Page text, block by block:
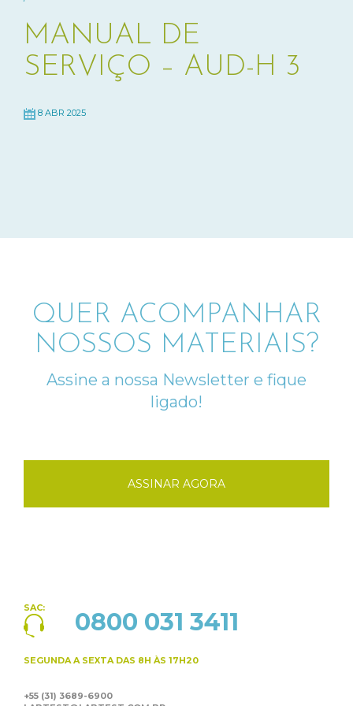
MANUAL DE
SERVIÇO – AUD-H 3
8 ABR 2025
QUER ACOMPANHAR
NOSSOS MATERIAIS?
Assine a nossa Newsletter e fique
ligado!
ASSINAR AGORA
SAC: 0800 031 3411
SEGUNDA A SEXTA DAS 8H ÀS 17H20
+55 (31) 3689-6900